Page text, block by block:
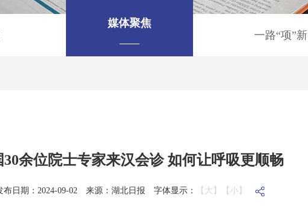
媒体聚焦
一路“项”新
30余位院士专家来汉会诊 如何让呼吸更顺畅
布日期：2024-09-02 来源：湖北日报 字体显示： 【大】 【小】